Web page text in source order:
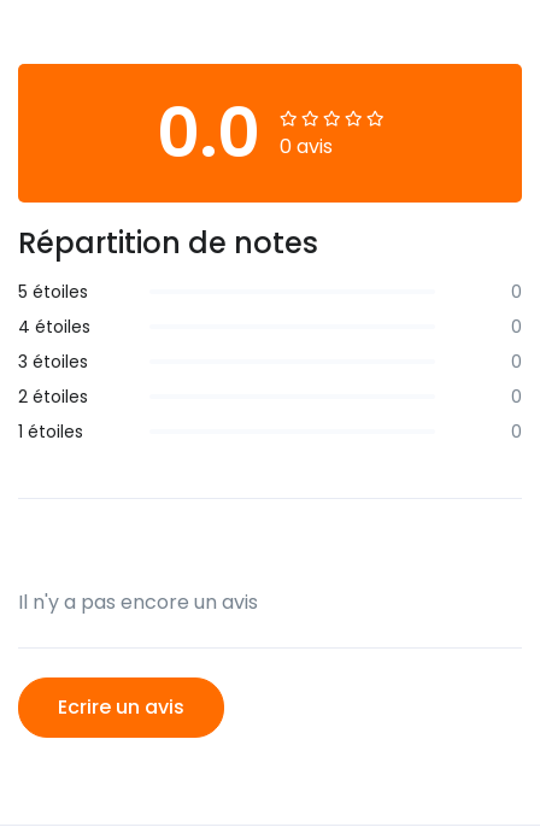
0.0 0 avis
Répartition de notes
5 étoiles
0
4 étoiles
0
3 étoiles
0
2 étoiles
0
1 étoiles
0
Il n'y a pas encore un avis
Ecrire un avis